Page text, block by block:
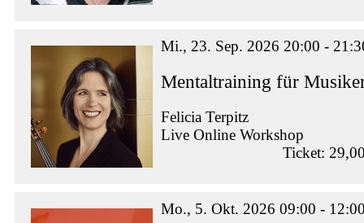
Mi., 23. Sep. 2026 20:00 -
Mentaltraining für
Felicia Terpitz
Live Online Workshop
Ticket:
Mo., 5. Okt. 2026 09:00 -